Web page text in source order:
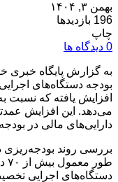
بهمن ۳, ۱۴۰۴
196 بازدیدها
چاپ
0 دیدگاه ها
می‌دهد. این افزایش
دارایی‌های مالی در
بررسی روند
دستگاه‌های اجرایی